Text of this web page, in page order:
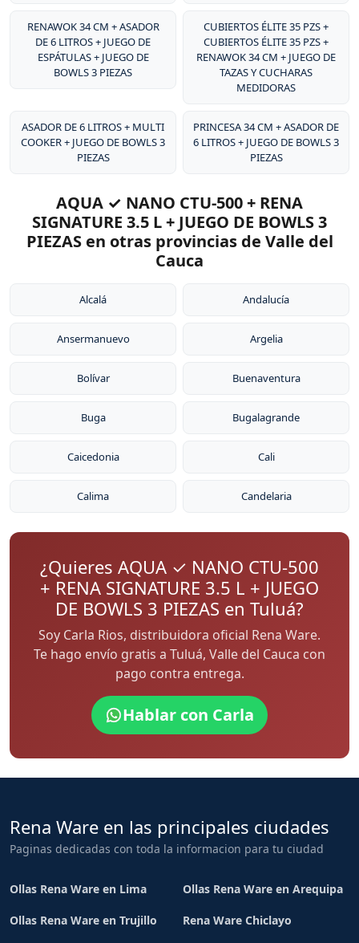
RENAWOK 34 CM + ASADOR
DE 6 LITROS + JUEGO DE
ESPÁTULAS + JUEGO DE
BOWLS 3 PIEZAS
CUBIERTOS ÉLITE 35 PZS +
CUBIERTOS ÉLITE 35 PZS +
RENAWOK 34 CM + JUEGO DE
TAZAS Y CUCHARAS
MEDIDORAS
ASADOR DE 6 LITROS + MULTI
COOKER + JUEGO DE BOWLS 3
PIEZAS
PRINCESA 34 CM + ASADOR DE
6 LITROS + JUEGO DE BOWLS 3
PIEZAS
AQUA ✓ NANO CTU-500 + RENA
SIGNATURE 3.5 L + JUEGO DE BOWLS 3
PIEZAS en otras provincias de Valle del
Cauca
Alcalá Andalucía
Ansermanuevo Argelia
Bolívar Buenaventura
Buga Bugalagrande
Caicedonia Cali
Calima Candelaria
¿Quieres AQUA ✓ NANO CTU-500
+ RENA SIGNATURE 3.5 L + JUEGO
DE BOWLS 3 PIEZAS en Tuluá?
Soy Carla Rios, distribuidora oficial Rena Ware.
Te hago envío gratis a Tuluá, Valle del Cauca con
pago contra entrega.
Hablar con Carla
Rena Ware en las principales ciudades
Paginas dedicadas con toda la informacion para tu ciudad
Ollas Rena Ware en Lima Ollas Rena Ware en Arequipa
Ollas Rena Ware en Trujillo Rena Ware Chiclayo